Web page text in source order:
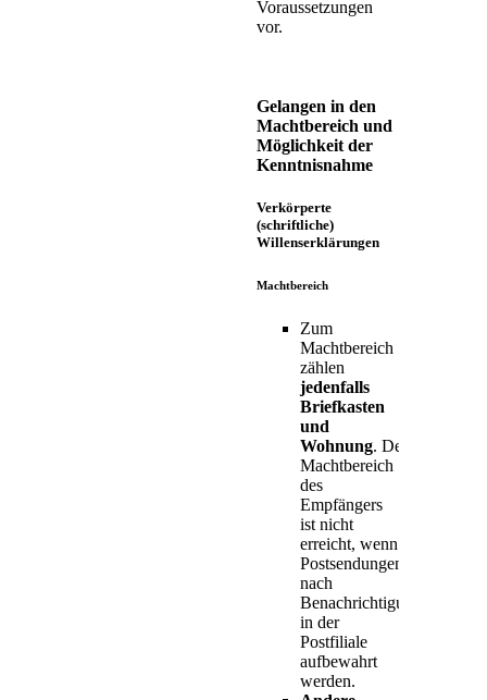
Voraussetzungen
vor.
Gelangen in den
Machtbereich und
Möglichkeit der
Kenntnisnahme
Verkörperte
(schriftliche)
Willenserklärungen
Machtbereich
Zum
Machtbereich
zählen
jedenfalls
Briefkasten
und
Wohnung. Der
Machtbereich
des
Empfängers
ist nicht
erreicht, wenn
Postsendungen
nach
Benachrichtigung
in der
Postfiliale
aufbewahrt
werden.